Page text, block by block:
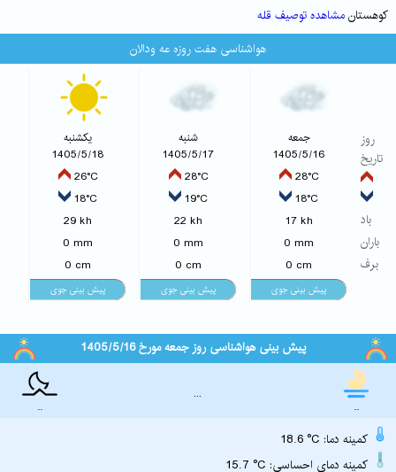
کوهستانمشاهده توصیف قله
هواشناسی هفت روزه عه ودالان
روز
تاریخ
باد
باران
برف
جمعه
1405/5/16
28°C
18°C
17 kh
0 mm
0 cm
شنبه
1405/5/17
28°C
19°C
22 kh
0 mm
0 cm
یکشنبه
1405/5/18
26°C
18°C
29 kh
0 mm
0 cm
پیش بینی هواشناسی روز جمعه مورخ 1405/5/16
..
...
..
18.6 °C :کمینه دما
15.7 °C :کمینه دمای احساسی